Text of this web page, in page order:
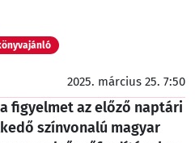
2025. március 25. 7:50
figyelmet az előző naptári
színvonalú magyar